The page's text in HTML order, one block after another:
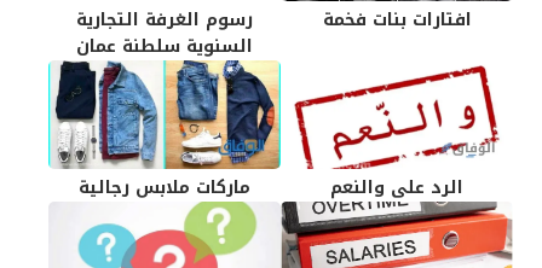
افتارات بنات فخمة
رسوم الغرفة التجارية
السنوية سلطنة عمان
الرد على والنعم ماركات ملابس رجالية